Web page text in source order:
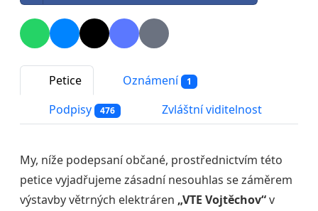
Petice Oznámení 1
Podpisy 476 Zvláštní viditelnost
My, níže podepsaní občané, prostřednictvím této
petice vyjadřujeme zásadní nesouhlas se záměrem
výstavby větrných elektráren „VTE Vojtěchov“v